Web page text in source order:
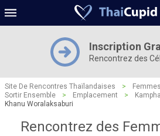
Inscription
Rencontrez des
Site De Rencontres Thaïlandaises > Femmes
Sortir Ensemble
> Emplacement >
Khanu Woralaksaburi
Rencontrez des